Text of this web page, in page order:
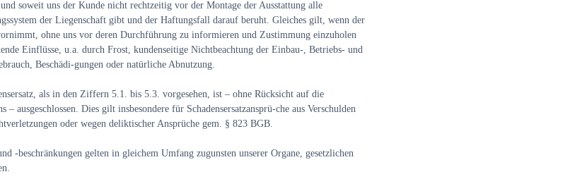
soweit uns der Kunde nicht rechtzeitig vor der Montage der Ausstattung alle
der Liegenschaft gibt und der Haftungsfall darauf beruht. Gleiches gilt, wenn der
ohne uns vor deren Durchführung zu informieren und Zustimmung einzuholen
Einflüsse, u.a. durch Frost, kundenseitige Nichtbeachtung der Einbau-, Betriebs- und
Beschädi-gungen oder natürliche Abnutzung.
als in den Ziffern 5.1. bis 5.3. vorgesehen, ist – ohne Rücksicht auf die
– ausgeschlossen. Dies gilt insbesondere für Schadensersatzansprü-che aus Verschulden
oder wegen deliktischer Ansprüche gem. § 823 BGB.
-beschränkungen gelten in gleichem Umfang zugunsten unserer Organe, gesetzlichen